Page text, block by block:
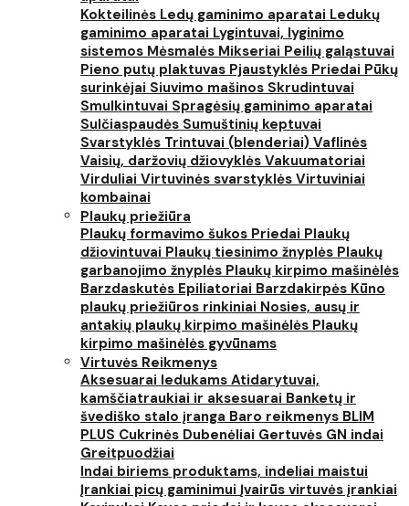
Kokteilinės Ledų gaminimo aparatai Ledukų
gaminimo aparatai Lygintuvai, lyginimo
sistemos Mėsmalės Mikseriai Peilių galąstuvai
Pieno putų plaktuvas Pjaustyklės Priedai Pūkų
surinkėjai Siuvimo mašinos Skrudintuvai
Smulkintuvai Spragėsių gaminimo aparatai
Sulčiaspaudės Sumuštinių keptuvai
Svarstyklės Trintuvai (blenderiai) Vaflinės
Vaisių, daržovių džiovyklės Vakuumatoriai
Virduliai Virtuvinės svarstyklės Virtuviniai
kombainai
Plaukų priežiūra
Plaukų formavimo šukos Priedai Plaukų
džiovintuvai Plaukų tiesinimo žnyplės Plaukų
garbanojimo žnyplės Plaukų kirpimo mašinėlės
Barzdaskutės Epiliatoriai Barzdakirpės Kūno
plaukų priežiūros rinkiniai Nosies, ausų ir
antakių plaukų kirpimo mašinėlės Plaukų
kirpimo mašinėlės gyvūnams
Virtuvės Reikmenys
Aksesuarai ledukams Atidarytuvai,
kamščiatraukiai ir aksesuarai Banketų ir
švediško stalo įranga Baro reikmenys BLIM
PLUS Cukrinės Dubenėliai Gertuvės GN indai
Greitpuodžiai
Indai biriems produktams, indeliai maistui
Įrankiai picų gaminimui Įvairūs virtuvės įrankiai